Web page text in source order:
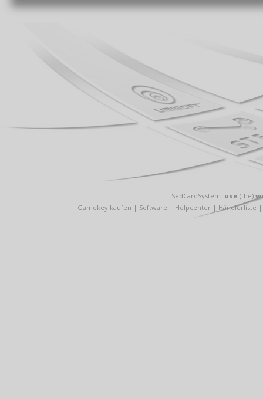
SedCardSystem: use (the)
Gamekey kaufen | Software | Helpcenter | Händlerliste